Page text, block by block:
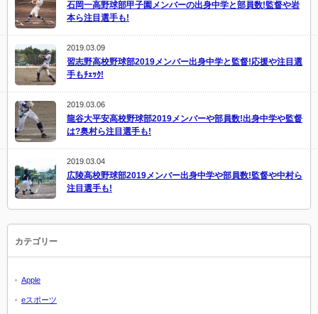
石岡一高野球部甲子園メンバーの出身中学と部員数!監督や岩
本ら注目選手も!
2019.03.09
習志野高校野球部2019メンバー出身中学と監督!応援や注目選
手もﾁｪｯｸ!
2019.03.06
龍谷大平安高校野球部2019メンバーや部員数!出身中学や監督
は?奥村ら注目選手も!
2019.03.04
広陵高校野球部2019メンバー出身中学や部員数!監督や中村ら
注目選手も!
カテゴリー
Apple
eスポーツ